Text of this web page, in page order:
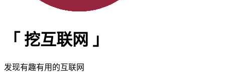
「 挖互联网 」
发现有趣有用的互联网